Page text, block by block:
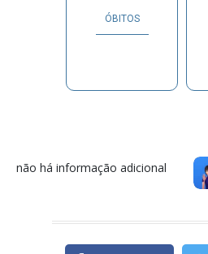
ÓBITOS
não há informação adicional